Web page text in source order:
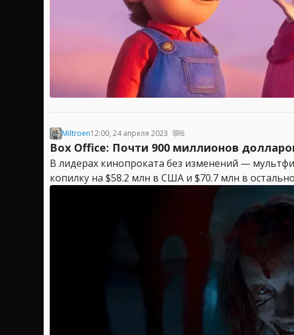
Miltroen12:00, 24 апреля 2023 6
Box Office: Почти 900 миллионов
В лидерах кинопроката без изменений —
копилку на $58.2 млн в США и $70.7 млн в